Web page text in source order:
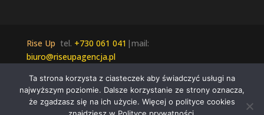
Rise Up tel. +730 061 041 |mail:
biuro@riseupagencja.pl
Wszelkie prawa zastrzeżone © 2021 Rise Up |
Polityka Prywatności
Ta strona korzysta z ciasteczek aby świadczyć usługi na
najwyższym poziomie. Dalsze korzystanie ze strony oznacza,
że zgadzasz się na ich użycie. Więcej o polityce cookies